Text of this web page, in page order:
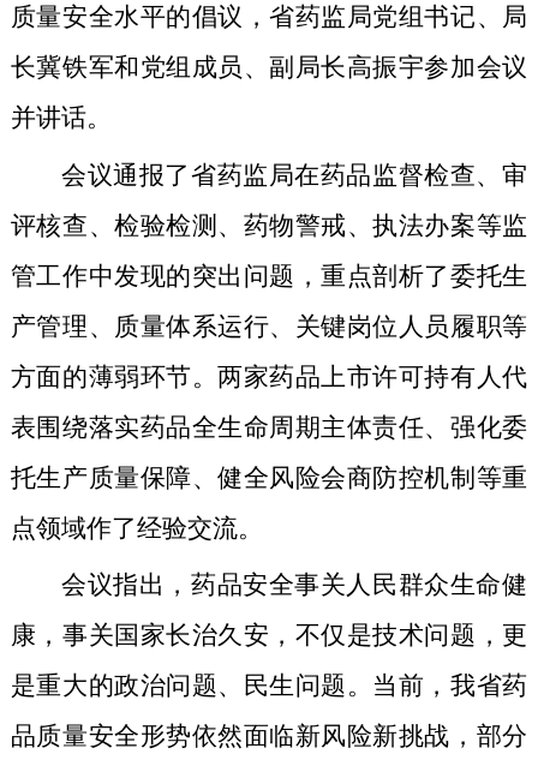
质量安全水平的倡议，省药监局党组书记、局
长冀铁军和党组成员、副局长高振宇参加会议
并讲话。
会议通报了省药监局在药品监督检查、审
评核查、检验检测、药物警戒、执法办案等监
管工作中发现的突出问题，重点剖析了委托生
产管理、质量体系运行、关键岗位人员履职等
方面的薄弱环节。两家药品上市许可持有人代
表围绕落实药品全生命周期主体责任、强化委
托生产质量保障、健全风险会商防控机制等重
点领域作了经验交流。
会议指出，药品安全事关人民群众生命健
康，事关国家长治久安，不仅是技术问题，更
是重大的政治问题、民生问题。当前，我省药
品质量安全形势依然面临新风险新挑战，部分